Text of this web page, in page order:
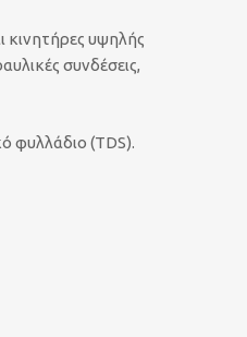
κινητήρες υψηλής
συνδέσεις,
φυλλάδιο (TDS).